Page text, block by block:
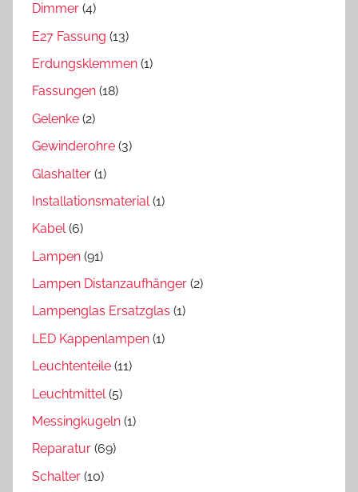
Dimmer (4)
E27 Fassung (13)
Erdungsklemmen (1)
Fassungen (18)
Gelenke (2)
Gewinderohre (3)
Glashalter (1)
Installationsmaterial(1)
Kabel(6)
Lampen (91)
Lampen Distanzaufhänger (2)
Lampenglas Ersatzglas (1)
LED Kappenlampen (1)
Leuchtenteile (11)
Leuchtmittel (5)
Messingkugeln (1)
Reparatur (69)
Schalter (10)